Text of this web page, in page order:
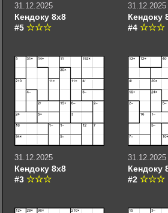
31.12.2025
Кендоку 8х8
#5
31.12.2025
Кендоку
#4
31.12.2025
Кендоку 8х8
#3
31.12.2025
Кендоку
#2